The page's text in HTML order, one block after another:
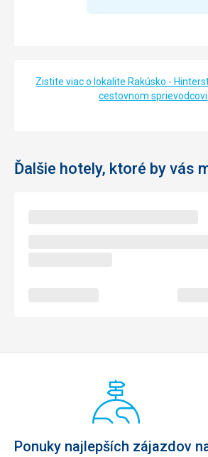
Zistite viac o lokalite Rakúsko -
cestovnom sprievodcovi
Ďalšie hotely, ktoré by vás
Ponuky najlepších zájazdov